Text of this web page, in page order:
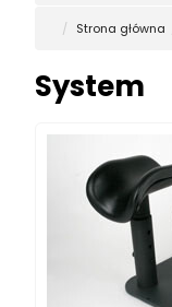
Strona główna
System